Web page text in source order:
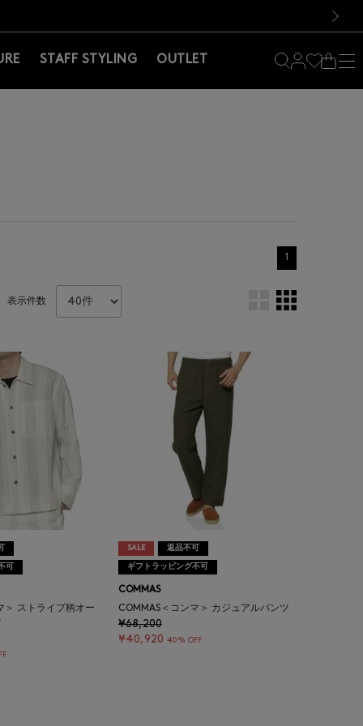
STAFF STYLING OUTLET
1
表示件数
可
＞ ストライプ柄オー
SALE 返品不可
ギフトラッピング不可
COMMAS
COMMAS＜コンマ＞ カジュアルパンツ
¥68,200
¥40,920 40% OFF